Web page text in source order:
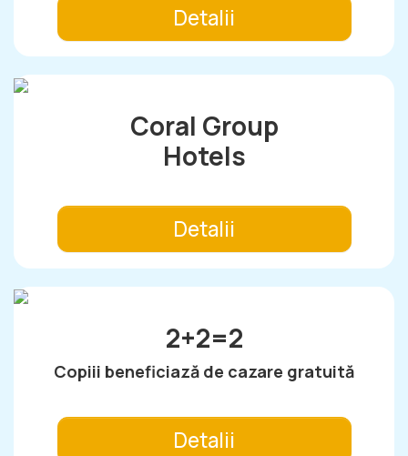
Detalii
Coral Group
Hotels
Detalii
2+2=2
Copiii beneficiază de cazare gratuită
Detalii